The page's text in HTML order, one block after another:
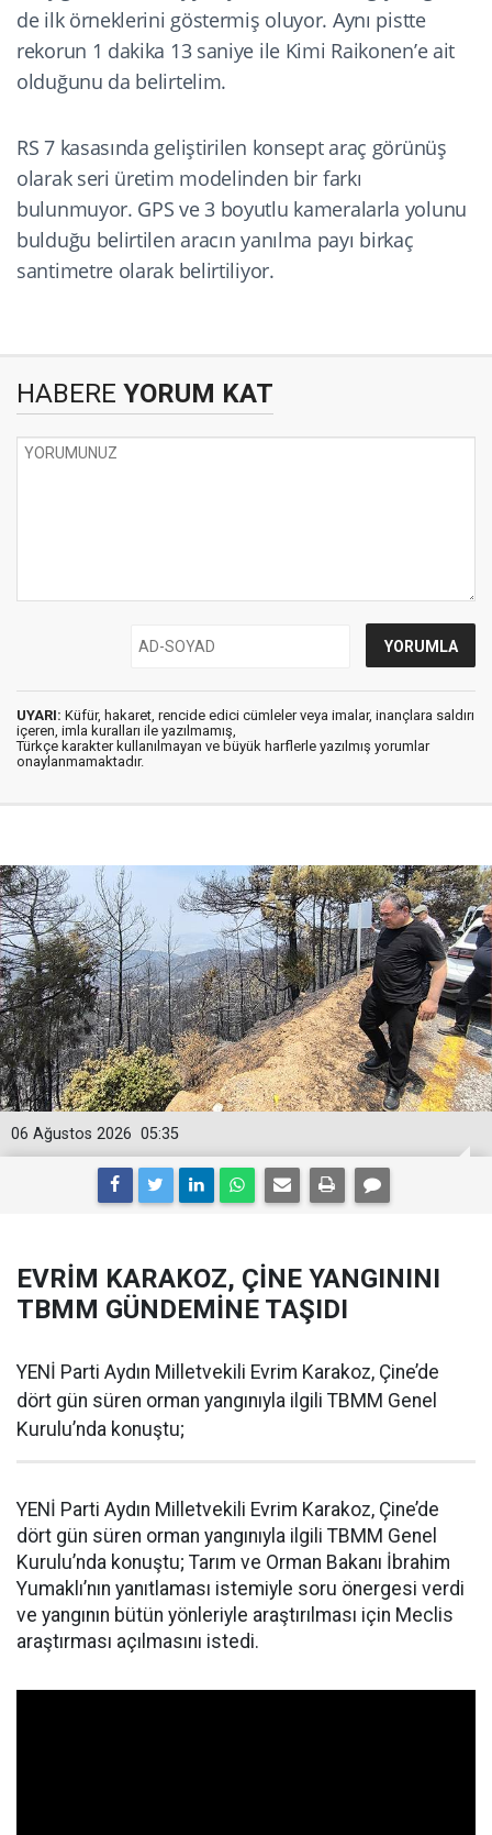
de ilk örneklerini göstermiş oluyor. Aynı pistte
rekorun 1 dakika 13 saniye ile Kimi Raikonen’e ait
olduğunu da belirtelim.
RS 7 kasasında geliştirilen konsept araç görünüş
olarak seri üretim modelinden bir farkı
bulunmuyor. GPS ve 3 boyutlu kameralarla yolunu
bulduğu belirtilen aracın yanılma payı birkaç
santimetre olarak belirtiliyor.
HABERE YORUM KAT
UYARI: Küfür, hakaret, rencide edici cümleler veya imalar, inançlara saldırı
içeren, imla kuralları ile yazılmamış,
Türkçe karakter kullanılmayan ve büyük harflerle yazılmış yorumlar
onaylanmamaktadır.
05:35
06 Ağustos 2026
EVRİM KARAKOZ, ÇİNE YANGININI
TBMM GÜNDEMİNE TAŞIDI
YENİ Parti Aydın Milletvekili Evrim Karakoz, Çine’de
dört gün süren orman yangınıyla ilgili TBMM Genel
Kurulu’nda konuştu;
YENİ Parti Aydın Milletvekili Evrim Karakoz, Çine’de
dört gün süren orman yangınıyla ilgili TBMM Genel
Kurulu’nda konuştu; Tarım ve Orman Bakanı İbrahim
Yumaklı’nın yanıtlaması istemiyle soru önergesi verdi
ve yangının bütün yönleriyle araştırılması için Meclis
araştırması açılmasını istedi.